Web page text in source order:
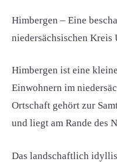
Himbergen – Eine
niedersächsischen Kreis
Himbergen ist eine
Einwohnern im
Ortschaft gehört zur
und liegt am Rande des
Das landschaftlich